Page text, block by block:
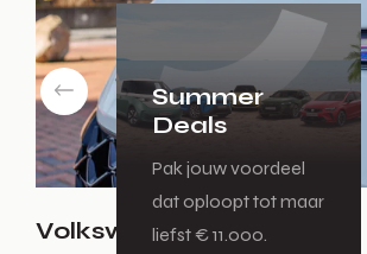
Summer
Deals
Pak jouw voordeel
dat oploopt tot maar
liefst € 11.000.
Volkswagen